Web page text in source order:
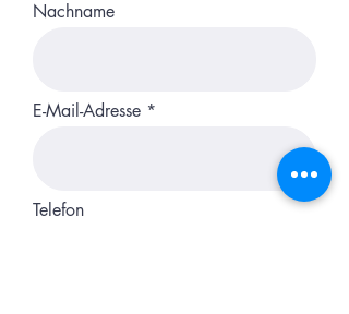
Nachname
E-Mail-Adresse
Telefon